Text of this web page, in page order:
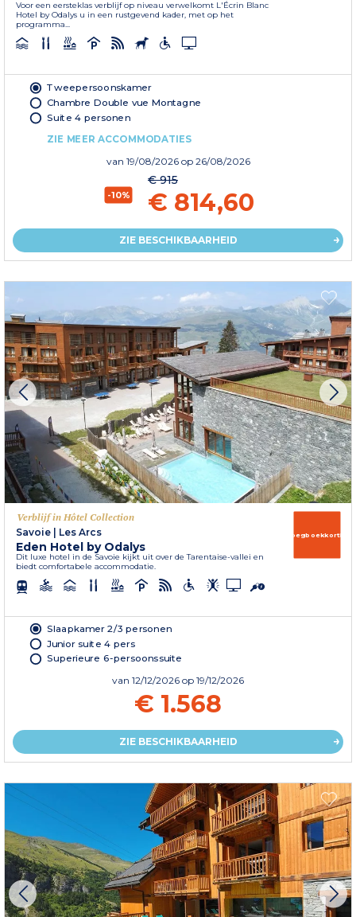
Voor een eersteklas verblijf op niveau verwelkomt L'Écrin Blanc
Hotel by Odalys u in een rustgevend kader, met op het
programma...
Tweepersoonskamer
Chambre Double vue Montagne
Suite 4 personen
ZIE MEER ACCOMMODATIES
van 19/08/2026 op 26/08/2026
-10%
€ 915
€ 814,60
ZIE BESCHIKBAARHEID
Verblijf in Hôtel Collection
Savoie
Les Arcs
Eden Hotel by Odalys
Dit luxe hotel in de Savoie kijkt uit over de Tarentaise-vallei en
biedt comfortabele accommodatie.
Vroegboekkorting
Slaapkamer 2/3 personen
Junior suite 4 pers
Superieure 6-persoonssuite
van 12/12/2026 op 19/12/2026
€ 1.568
ZIE BESCHIKBAARHEID